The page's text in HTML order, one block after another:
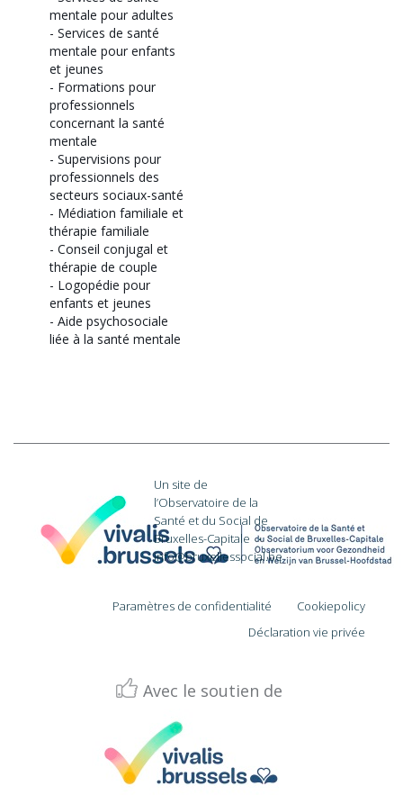
mentale pour adultes
- Services de santé
mentale pour enfants
et jeunes
- Formations pour
professionnels
concernant la santé
mentale
- Supervisions pour
professionnels des
secteurs sociaux-santé
- Médiation familiale et
thérapie familiale
- Conseil conjugal et
thérapie de couple
- Logopédie pour
enfants et jeunes
- Aide psychosociale
liée à la santé mentale
Un site de
l’Observatoire de la
Santé et du Social de
Bruxelles-Capitale ·
info@bruxellessocial.be
Paramètres de confidentialité
Cookiepolicy
Déclaration vie privée
Avec le soutien de